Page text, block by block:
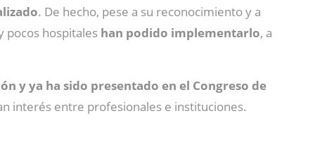
. De hecho, pese a su reconocimiento y a
pocos hospitales han podido implementarlo, a
y ya ha sido presentado en el Congreso de
interés entre profesionales e instituciones.